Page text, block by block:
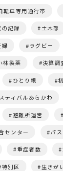
転車専用通行帯
の記録 土木部
婦 ラグビー
林製薬 決算調
ひとり親
ティバルあらかわ
避難所運営
センター パ
重症者数
特別区 生きが